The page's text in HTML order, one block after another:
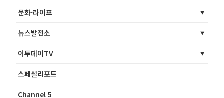
문화·라이프
뉴스발전소
이투데이TV
스페셜리포트
Channel 5